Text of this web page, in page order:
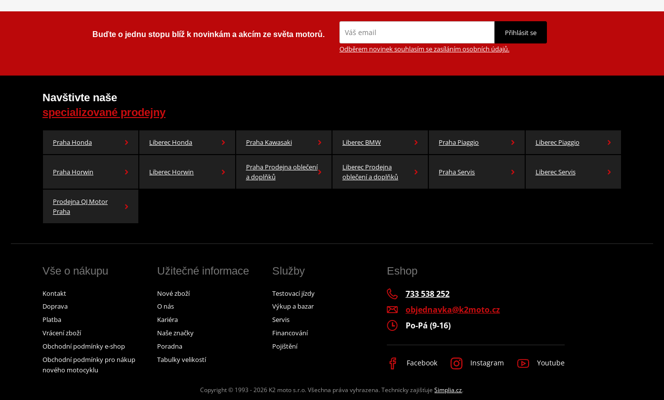
Buďte o jednu stopu blíž k novinkám a akcím ze světa motorů.
Přihlásit se
Odběrem novinek souhlasím se zasíláním osobních údajů.
Navštivte naše
specializované prodejny
Praha Honda Liberec Honda Praha Kawasaki Liberec BMW Praha Piaggio Liberec Piaggio
Praha Horwin Liberec Horwin
Praha Prodejna oblečení
a doplňků
Liberec Prodejna
oblečení a doplňků
Praha Servis Liberec Servis
Prodejna QJ Motor
Praha
Vše o nákupu
Kontakt
Doprava
Platba
Vrácení zboží
Obchodní podmínky e-shop
Obchodní podmínky pro nákup
nového motocyklu
Užitečné informace
Nové zboží
O nás
Kariéra
Naše značky
Poradna
Tabulky velikostí
Služby
Testovací jízdy
Výkup a bazar
Servis
Financování
Pojištění
Eshop
733 538 252
objednavka@k2moto.cz
Po-Pá (9-16)
Facebook Instagram Youtube
Copyright © 1993 - 2026 K2 moto s.r.o. Všechna práva vyhrazena. Technicky zajišťujeSimplia.cz.